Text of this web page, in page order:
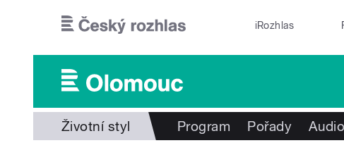
iRozhlas
Životní styl Program Pořady